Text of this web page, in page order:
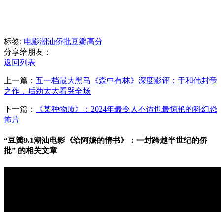
标签: 电影潮汕侨批豆瓣高分
分享给朋友：
返回列表
上一篇： 五一档最大黑马《森中有林》深度影评：于和伟封帝
之作，后劲太大看哭全场
下一篇：
《某种物质》：2024年最令人不适也最惊艳的科幻恐
怖片
“豆瓣9.1潮汕电影《给阿嬷的情书》：一封跨越半世纪的侨
批” 的相关文章